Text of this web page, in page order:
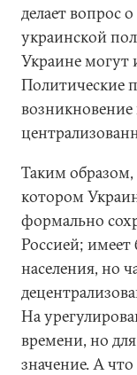
делает вопрос
украинской
Украине могут
Политические
Таким образом,
котором
формально
Россией; имеет
населения, но
На
времени, но
значение. А